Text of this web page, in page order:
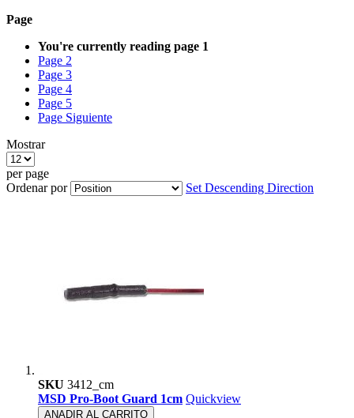
Page
You're currently reading page 1
Page 2
Page 3
Page 4
Page 5
Page Siguiente
Mostrar
per page
Ordenar por
Set Descending Direction
SKU 3412_cm
MSD Pro-Boot Guard 1cm Quickview
ANADIR AL CARRITO